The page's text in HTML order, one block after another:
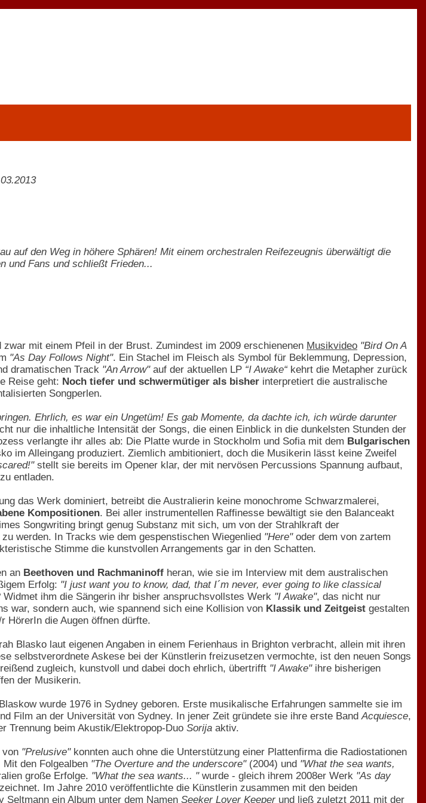
auf den Weg in höhere Sphären! Mit einem orchestralen Reifezeugnis überwältigt die
und Fans und schließt Frieden...
mit einem Pfeil in der Brust. Zumindest im 2009 erschienenen Musikvideo "Bird On A
"As Day Follows Night". Ein Stachel im Fleisch als Symbol für Beklemmung, Depression,
dramatischen Track "An Arrow"auf der aktuellen LP “I Awake“ kehrt die Metapher zurück
Reise geht: Noch tiefer und schwermütiger als bisher interpretiert die australische
Songperlen.
Ehrlich, es war ein Ungetüm! Es gab Momente, da dachte ich, ich würde darunter
nur die inhaltliche Intensität der Songs, die einen Einblick in die dunkelsten Stunden der
verlangte ihr alles ab: Die Platte wurde in Stockholm und Sofia mit dem Bulgarischen
im Alleingang produziert. Ziemlich ambitioniert, doch die Musikerin lässt keine Zweifel
stellt sie bereits im Opener klar, der mit nervösen Percussions Spannung aufbaut,
entladen.
das Werk dominiert, betreibt die Australierin keine monochrome Schwarzmalerei,
Kompositionen. Bei aller instrumentellen Raffinesse bewältigt sie den Balanceakt
Songwriting bringt genug Substanz mit sich, um von der Strahlkraft der
werden. In Tracks wie dem gespenstischen Wiegenlied "Here"oder dem von zartem
Stimme die kunstvollen Arrangements gar in den Schatten.
an Beethoven und Rachmaninoff heran, wie sie im Interview mit dem australischen
Erfolg: "I just want you to know, dad, that I´m never, ever going to like classical
ihm die Sängerin ihr bisher anspruchsvollstes Werk "I Awake", das nicht nur
war, sondern auch, wie spannend sich eine Kollision von Klassik und Zeitgeist gestalten
HörerIn die Augen öffnen dürfte.
Blasko laut eigenen Angaben in einem Ferienhaus in Brighton verbracht, allein mit ihren
selbstverordnete Askese bei der Künstlerin freizusetzen vermochte, ist den neuen Songs
zugleich, kunstvoll und dabei doch ehrlich, übertrifft "I Awake"ihre bisherigen
der Musikerin.
wurde 1976 in Sydney geboren. Erste musikalische Erfahrungen sammelte sie im
Film an der Universität von Sydney. In jener Zeit gründete sie ihre erste BandAcquiesce,
Trennung beim Akustik/Elektropop-Duo Sorija aktiv.
von "Prelusive"konnten auch ohne die Unterstützung einer Plattenfirma die Radiostationen
den Folgealben "The Overture and the underscore"(2004) und "What the sea wants,
große Erfolge. "What the sea wants... "wurde - gleich ihrem 2008er Werk "As day
Im Jahre 2010 veröffentlichte die Künstlerin zusammen mit den beiden
ein Album unter dem Namen Seeker Lover Keeperund ließ zuletzt 2011 mit der